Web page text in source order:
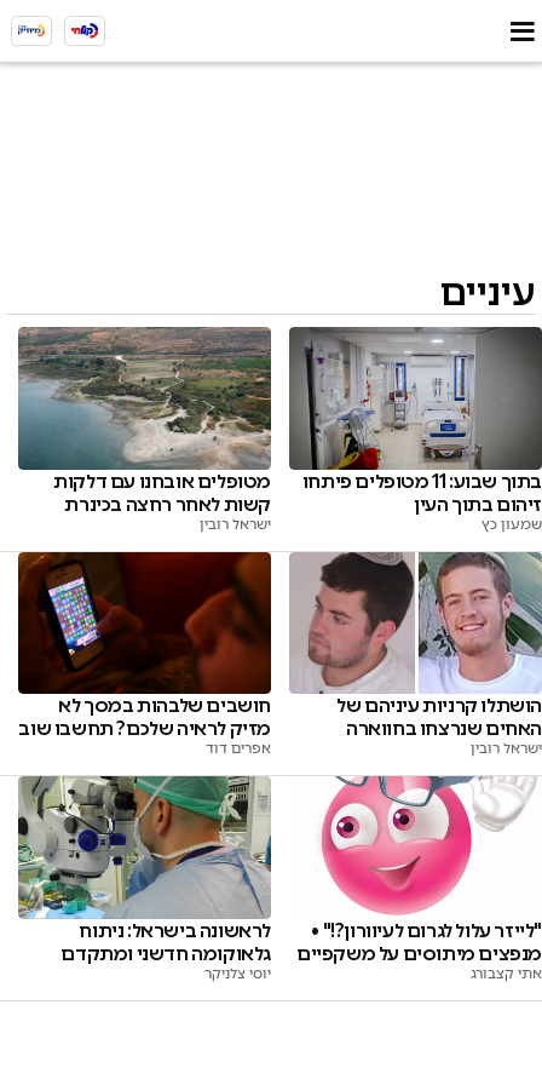
עיניים
בתוך שבוע: 11 מטופלים פיתחו
זיהום בתוך העין
שמעון כץ
מטופלים אובחנו עם דלקות
קשות לאחר רחצה בכינרת
ישראל רובין
הושתלו קרניות עיניהם של
האחים שנרצחו בחווארה
ישראל רובין
חושבים שלבהות במסך לא
מזיק לראיה שלכם? תחשבו שוב
אפרים דוד
"לייזר עלול לגרום לעיוורון?!" •
מנפצים מיתוסים על משקפיים
אתי קצבורג
לראשונה בישראל: ניתוח
גלאוקומה חדשני ומתקדם
יוסי צלניקר